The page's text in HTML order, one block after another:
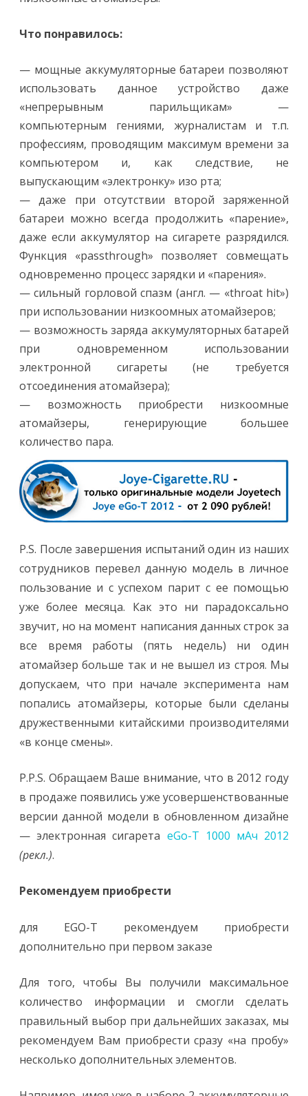
Что понравилось:
— мощные аккумуляторные батареи позволяют
использовать данное устройство даже
«непрерывным парильщикам» —
компьютерным гениями, журналистам и т.п.
профессиям, проводящим максимум времени за
компьютером и, как следствие, не
выпускающим «электронку» изо рта;
— даже при отсутствии второй заряженной
батареи можно всегда продолжить «парение»,
даже если аккумулятор на сигарете разрядился.
Функция «passthrough» позволяет совмещать
одновременно процесс зарядки и «парения».
— сильный горловой спазм (англ. — «throat hit»)
при использовании низкоомных атомайзеров;
— возможность заряда аккумуляторных батарей
при одновременном использовании
электронной сигареты (не требуется
отсоединения атомайзера);
— возможность приобрести низкоомные
атомайзеры, генерирующие большее
количество пара.
P.S. После завершения испытаний один из наших
сотрудников перевел данную модель в личное
пользование и с успехом парит с ее помощью
уже более месяца. Как это ни парадоксально
звучит, но на момент написания данных строк за
все время работы (пять недель) ни один
атомайзер больше так и не вышел из строя. Мы
допускаем, что при начале эксперимента нам
попались атомайзеры, которые были сделаны
дружественными китайскими производителями
«в конце смены».
P.P.S. Обращаем Ваше внимание, что в 2012 году
в продаже появились уже усовершенствованные
версии данной модели в обновленном дизайне
— электронная сигарета eGo-T 1000 мАч 2012
(рекл.).
Рекомендуем приобрести
для EGO-T рекомендуем приобрести
дополнительно при первом заказе
Для того, чтобы Вы получили максимальное
количество информации и смогли сделать
правильный выбор при дальнейших заказах, мы
рекомендуем Вам приобрести сразу «на пробу»
несколько дополнительных элементов.